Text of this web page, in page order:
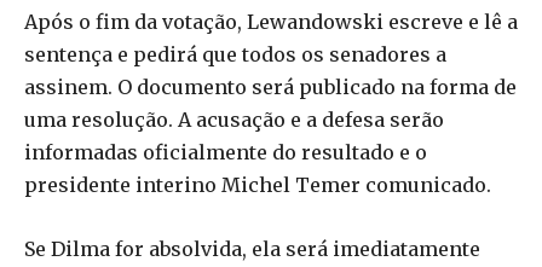
Após o fim da votação, Lewandowski escreve e lê a
sentença e pedirá que todos os senadores a
assinem. O documento será publicado na forma de
uma resolução. A acusação e a defesa serão
informadas oficialmente do resultado e o
presidente interino Michel Temer comunicado.
Se Dilma for absolvida, ela será imediatamente